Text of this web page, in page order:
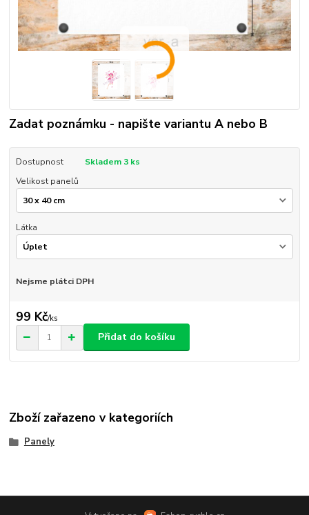
Zadat poznámku - napište variantu A nebo B
Dostupnost
Skladem 3 ks
Velikost panelů
Látka
Nejsme plátci DPH
99 Kč/ks
Přidat do košíku
Zboží zařazeno v kategoriích
Panely